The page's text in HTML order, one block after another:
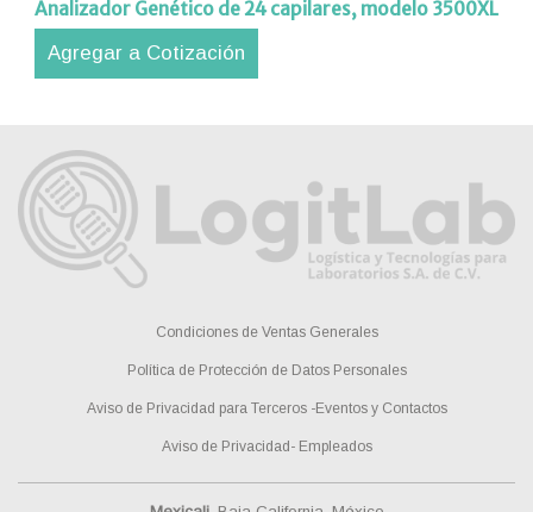
Analizador Genético de 24 capilares, modelo 3500XL
Agregar a Cotización
Condiciones de Ventas Generales
Política de Protección de Datos Personales
Aviso de Privacidad para Terceros -Eventos y Contactos
Aviso de Privacidad- Empleados